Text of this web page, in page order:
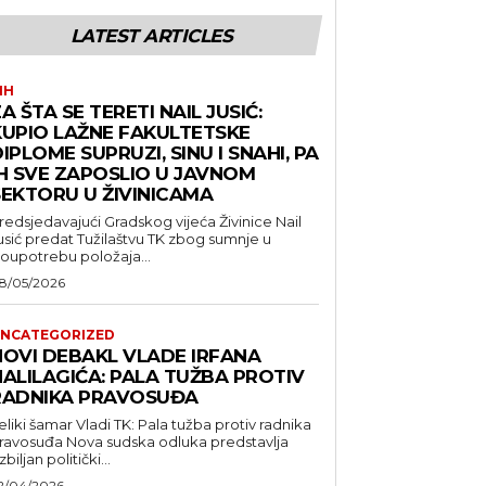
LATEST ARTICLES
ŠTA SE TERETI NAIL JUSIĆ:
LAŽNE FAKULTETSKE
SUPRUZI, SINU I SNAHI, PA
SVE ZAPOSLIO U JAVNOM
U ŽIVINICAMA
Gradskog vijeća Živinice Nail
predat Tužilaštvu TK zbog sumnje u
položaja...
05/2026
DEBAKL VLADE IRFANA
PALA TUŽBA PROTIV
PRAVOSUĐA
šamar Vladi TK: Pala tužba protiv radnika
Nova sudska odluka predstavlja
politički...